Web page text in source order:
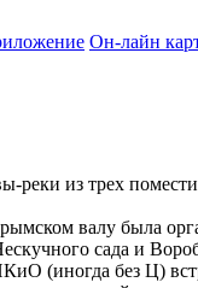
Он-лайн
реки из трех
валу была
сада и
(иногда без Ц)